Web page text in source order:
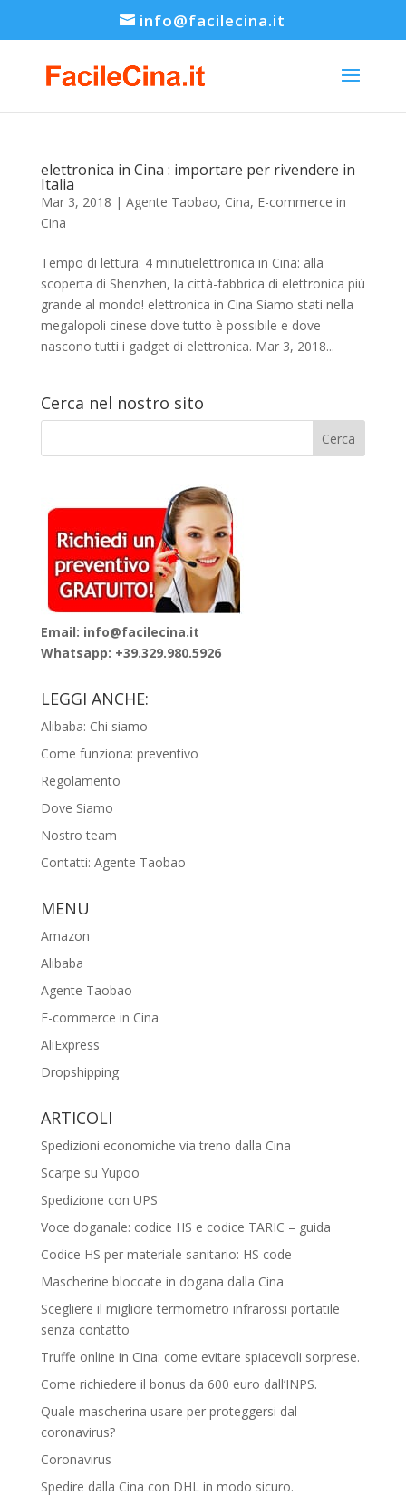
info@facilecina.it
elettronica in Cina : importare per rivendere in
Italia
Mar 3, 2018 | Agente Taobao, Cina, E-commerce in
Cina
Tempo di lettura: 4 minutielettronica in Cina: alla
scoperta di Shenzhen, la città-fabbrica di elettronica più
grande al mondo! elettronica in Cina Siamo stati nella
megalopoli cinese dove tutto è possibile e dove
nascono tutti i gadget di elettronica. Mar 3, 2018...
Cerca nel nostro sito
Email: info@facilecina.it
Whatsapp: +39.329.980.5926
LEGGI ANCHE:
Alibaba: Chi siamo
Come funziona: preventivo
Regolamento
Dove Siamo
Nostro team
Contatti: Agente Taobao
MENU
Amazon
Alibaba
Agente Taobao
E-commerce in Cina
AliExpress
Dropshipping
ARTICOLI
Spedizioni economiche via treno dalla Cina
Scarpe su Yupoo
Spedizione con UPS
Voce doganale: codice HS e codice TARIC – guida
Codice HS per materiale sanitario: HS code
Mascherine bloccate in dogana dalla Cina
Scegliere il migliore termometro infrarossi portatile
senza contatto
Truffe online in Cina: come evitare spiacevoli sorprese.
Come richiedere il bonus da 600 euro dall’INPS.
Quale mascherina usare per proteggersi dal
coronavirus?
Coronavirus
Spedire dalla Cina con DHL in modo sicuro.